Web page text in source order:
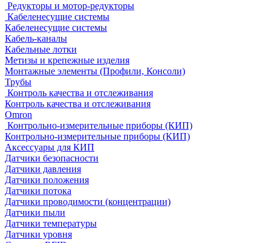
Редукторы и мотор-редукторы
Кабеленесущие системы
Кабеленесущие системы
Кабель-каналы
Кабельные лотки
Метизы и крепежные изделия
Монтажные элементы (Профили, Консоли)
Трубы
Контроль качества и отслеживания
Контроль качества и отслеживания
Omron
Контрольно-измерительные приборы (КИП)
Контрольно-измерительные приборы (КИП)
Аксессуары для КИП
Датчики безопасности
Датчики давления
Датчики положения
Датчики потока
Датчики проводимости (концентрации)
Датчики пыли
Датчики температуры
Датчики уровня